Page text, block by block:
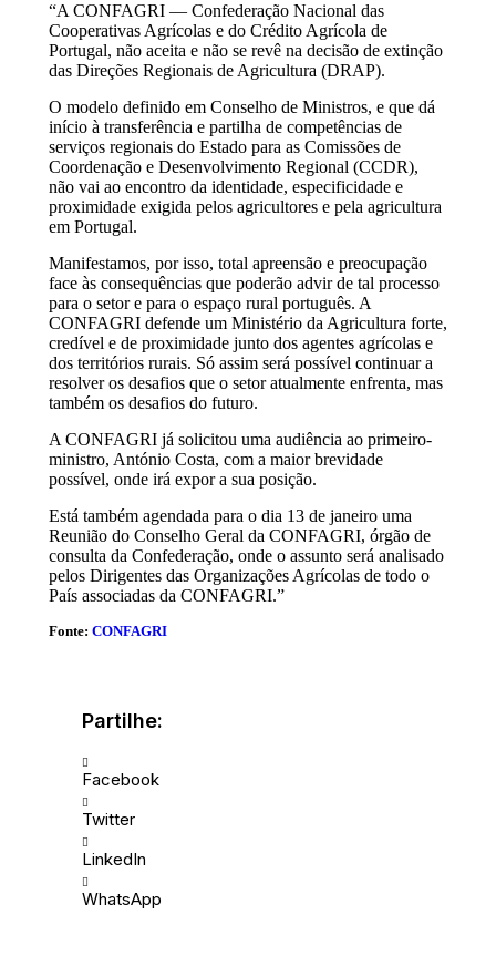
“A CONFAGRI — Confederação Nacional das
Cooperativas Agrícolas e do Crédito Agrícola de
Portugal, não aceita e não se revê na decisão de extinção
das Direções Regionais de Agricultura (DRAP).
O modelo definido em Conselho de Ministros, e que dá
início à transferência e partilha de competências de
serviços regionais do Estado para as Comissões de
Coordenação e Desenvolvimento Regional (CCDR),
não vai ao encontro da identidade, especificidade e
proximidade exigida pelos agricultores e pela agricultura
em Portugal.
Manifestamos, por isso, total apreensão e preocupação
face às consequências que poderão advir de tal processo
para o setor e para o espaço rural português. A
CONFAGRI defende um Ministério da Agricultura forte,
credível e de proximidade junto dos agentes agrícolas e
dos territórios rurais. Só assim será possível continuar a
resolver os desafios que o setor atualmente enfrenta, mas
também os desafios do futuro.
A CONFAGRI já solicitou uma audiência ao primeiro-
ministro, António Costa, com a maior brevidade
possível, onde irá expor a sua posição.
Está também agendada para o dia 13 de janeiro uma
Reunião do Conselho Geral da CONFAGRI, órgão de
consulta da Confederação, onde o assunto será analisado
pelos Dirigentes das Organizações Agrícolas de todo o
País associadas da CONFAGRI.”
Fonte: CONFAGRI
Partilhe:
Facebook
Twitter
LinkedIn
WhatsApp